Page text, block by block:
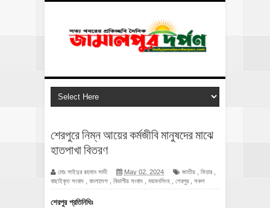
শেরপুরে নিম্ন আয়ের কর্মজীবি মানুষদের মাঝে
হাতপাখা বিতরণ
মোঃ সাইদুর রহমান সাদী May 02, 2024 জাতীয় ফিচার
বাছাইকৃত সংবাদ
বাংলাদেশ বিভাগীয় সংবাদ ময়মনসিংহ শেরপুর সকল
শেরপুর প্রতিনিধিঃ